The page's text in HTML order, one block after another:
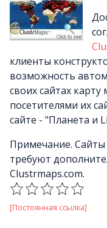
клиенты
возможность
своих сайтах
посетителями их
сайте - "Планета и
Примечание.
требуют
Clustrmaps.com.
[Постоянная ссылка]